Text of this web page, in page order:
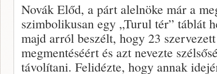
Novák Előd, a párt alelnöke már a
szimbolikusan egy „Turul tér” táblát
majd arról beszélt, hogy 23
megmentéséért és azt nevezte
távolítani. Felidézte, hogy annak